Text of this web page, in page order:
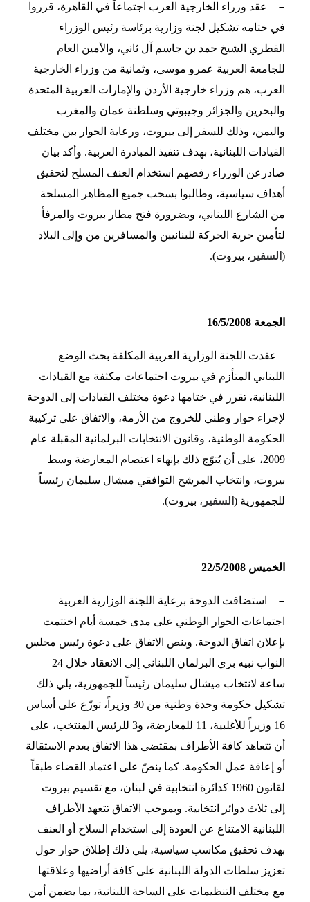
–
عقد وزراء الخارجية العرب اجتماعاً في القاهرة، قرروا
في ختامه تشكيل لجنة وزارية برئاسة رئيس الوزراء
القطري الشيخ حمد بن جاسم آل ثاني، والأمين العام
للجامعة العربية عمرو موسى، وثمانية من وزراء الخارجية
العرب، هم وزراء خارجية الأردن والإمارات العربية المتحدة
والبحرين والجزائر وجيبوتي وسلطنة عمان والمغرب
واليمن، وذلك للسفر إلى بيروت، ورعاية الحوار بين مختلف
القيادات اللبنانية، بهدف تنفيذ المبادرة العربية. وأكد بيان
صادرعن الوزراء رفضهم استخدام العنف المسلح لتحقيق
أهداف سياسية، وطالبوا بسحب جميع المظاهر المسلحة
من الشارع اللبناني، وبضرورة فتح مطار بيروت والمرفأ
لتأمين حرية الحركة للبنانيين والمسافرين من وإلى البلاد
( السفير ، بيروت).
الجمعة 16/5/2008
– عقدت اللجنة الوزارية العربية المكلفة بحث الوضع
اللبناني المتأزم في بيروت اجتماعات مكثفة مع القيادات
اللبنانية، تقرر في ختامها دعوة مختلف القيادات إلى الدوحة
لإجراء حوار وطني للخروج من الأزمة، والاتفاق على تركيبة
الحكومة الوطنية، وقانون الانتخابات البرلمانية المقبلة عام
2009، على أن يُتوّج ذلك بإنهاء اعتصام المعارضة وسط
بيروت، وانتخاب المرشح التوافقي ميشال سليمان رئيساً
للجمهورية ( السفير ، بيروت).
الخميس 22/5/2008
–
استضافت الدوحة برعاية اللجنة الوزارية العربية
اجتماعات الحوار الوطني على مدى خمسة أيام اختتمت
بإعلان اتفاق الدوحة. وينص الاتفاق على دعوة رئيس مجلس
النواب نبيه بري البرلمان اللبناني إلى الانعقاد خلال 24
ساعة لانتخاب ميشال سليمان رئيساً للجمهورية، يلي ذلك
تشكيل حكومة وحدة وطنية من 30 وزيراً، توزّع على أساس
16 وزيراً للأغلبية، 11 للمعارضة، و3 للرئيس المنتخب، على
أن تتعاهد كافة الأطراف بمقتضى هذا الاتفاق بعدم الاستقالة
أو إعاقة عمل الحكومة. كما ينصّ على اعتماد القضاء طبقاً
لقانون 1960 كدائرة انتخابية في لبنان، مع تقسيم بيروت
إلى ثلاث دوائر انتخابية. وبموجب الاتفاق تتعهد الأطراف
اللبنانية الامتناع عن العودة إلى استخدام السلاح أو العنف
بهدف تحقيق مكاسب سياسية، يلي ذلك إطلاق حوار حول
تعزيز سلطات الدولة اللبنانية على كافة أراضيها وعلاقتها
مع مختلف التنظيمات على الساحة اللبنانية، بما يضمن أمن